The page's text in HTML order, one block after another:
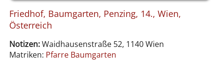
Friedhof, Baumgarten, Penzing, 14., Wien,
Österreich
Notizen:Waidhausenstraße 52, 1140 Wien
Matriken: Pfarre Baumgarten